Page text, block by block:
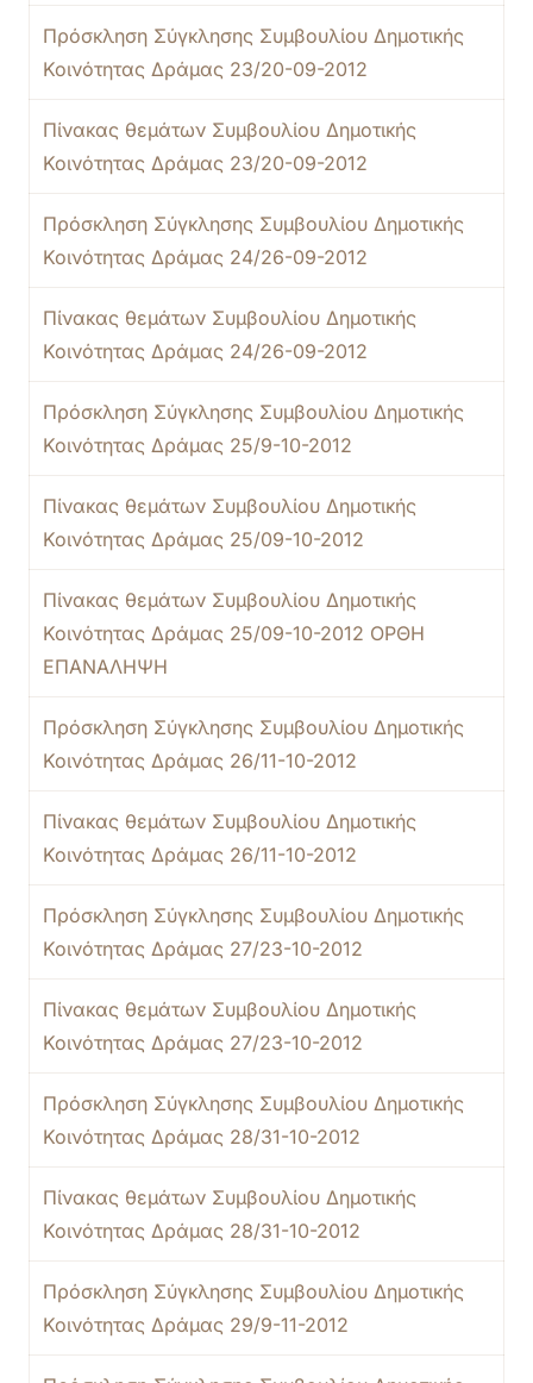
Πρόσκληση Σύγκλησης Συμβουλίου Δημοτικής
Κοινότητας Δράμας 23/20-09-2012
Πίνακας θεμάτων Συμβουλίου Δημοτικής
Κοινότητας Δράμας 23/20-09-2012
Πρόσκληση Σύγκλησης Συμβουλίου Δημοτικής
Κοινότητας Δράμας 24/26-09-2012
Πίνακας θεμάτων Συμβουλίου Δημοτικής
Κοινότητας Δράμας 24/26-09-2012
Πρόσκληση Σύγκλησης Συμβουλίου Δημοτικής
Κοινότητας Δράμας 25/9-10-2012
Πίνακας θεμάτων Συμβουλίου Δημοτικής
Κοινότητας Δράμας 25/09-10-2012
Πίνακας θεμάτων Συμβουλίου Δημοτικής
Κοινότητας Δράμας 25/09-10-2012 ΟΡΘΗ
ΕΠΑΝΑΛΗΨΗ
Πρόσκληση Σύγκλησης Συμβουλίου Δημοτικής
Κοινότητας Δράμας 26/11-10-2012
Πίνακας θεμάτων Συμβουλίου Δημοτικής
Κοινότητας Δράμας 26/11-10-2012
Πρόσκληση Σύγκλησης Συμβουλίου Δημοτικής
Κοινότητας Δράμας 27/23-10-2012
Πίνακας θεμάτων Συμβουλίου Δημοτικής
Κοινότητας Δράμας 27/23-10-2012
Πρόσκληση Σύγκλησης Συμβουλίου Δημοτικής
Κοινότητας Δράμας 28/31-10-2012
Πίνακας θεμάτων Συμβουλίου Δημοτικής
Κοινότητας Δράμας 28/31-10-2012
Πρόσκληση Σύγκλησης Συμβουλίου Δημοτικής
Κοινότητας Δράμας 29/9-11-2012